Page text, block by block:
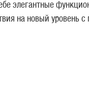
элегантные
на новый уровень